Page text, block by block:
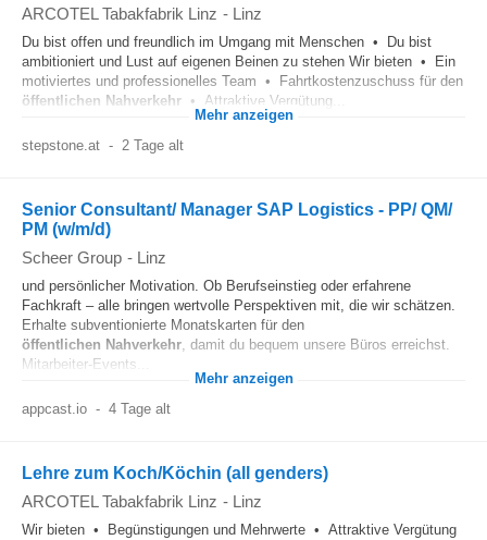
ARCOTEL Tabakfabrik Linz - Linz
Du bist offen und freundlich im Umgang mit Menschen • Du bist
ambitioniert und Lust auf eigenen Beinen zu stehen Wir bieten • Ein
motiviertes und professionelles Team • Fahrtkostenzuschuss für den
öffentlichen Nahverkehr • Attraktive Vergütung...
Mehr anzeigen
stepstone.at - 2 Tage alt
Senior Consultant/ Manager SAP Logistics - PP/ QM/
PM (w/m/d)
Scheer Group - Linz
und persönlicher Motivation. Ob Berufseinstieg oder erfahrene
Fachkraft – alle bringen wertvolle Perspektiven mit, die wir schätzen.
Erhalte subventionierte Monatskarten für den
öffentlichen Nahverkehr, damit du bequem unsere Büros erreichst.
Mitarbeiter-Events...
Mehr anzeigen
appcast.io - 4 Tage alt
Lehre zum Koch/Köchin (all genders)
ARCOTEL Tabakfabrik Linz - Linz
Wir bieten • Begünstigungen und Mehrwerte • Attraktive Vergütung